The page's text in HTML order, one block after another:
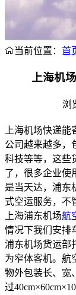
当前位置： 首
上海机
浏
上海机场快递
公司越来越多，
科技等等，这些
了，很多企业使
是当天达，浦东
式空运服务，不
上海浦东机场航
情况下我们安排
浦东机场货运部
为窄体客机。航
物外包装长、宽
过